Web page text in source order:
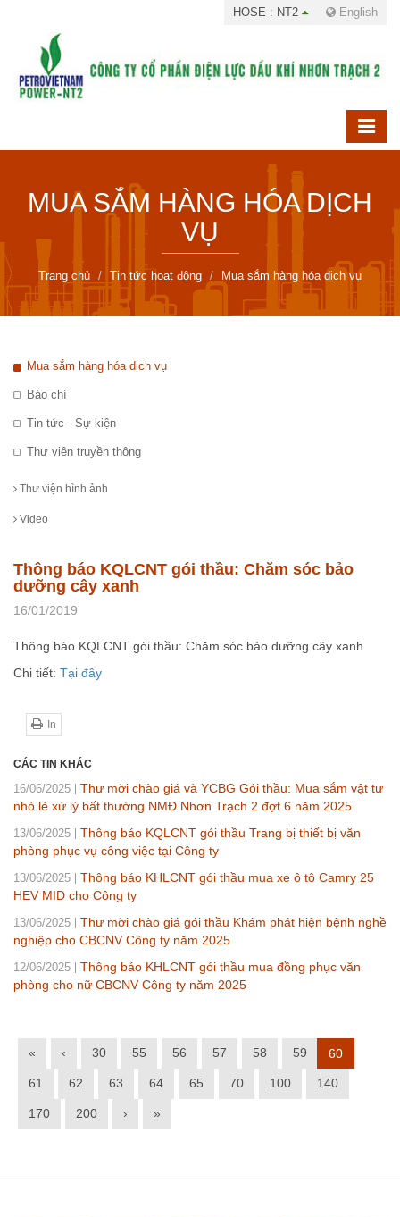
HOSE : NT2 English
MUA SẮM HÀNG HÓA DỊCH
VỤ
Trang chủ Tin tức hoạt động Mua sắm hàng hóa dịch vụ
Mua sắm hàng hóa dịch vụ
Báo chí
Tin tức - Sự kiện
Thư viện truyền thông
Thư viện hình ảnh
Video
Thông báo KQLCNT gói thầu: Chăm sóc bảo
dưỡng cây xanh
16/01/2019
Thông báo KQLCNT gói thầu: Chăm sóc bảo dưỡng cây xanh
Chi tiết: Tại đây
In
CÁC TIN KHÁC
16/06/2025
Thư mời chào giá và YCBG Gói thầu: Mua sắm vật tư
nhỏ lẻ xử lý bất thường NMĐ Nhơn Trạch 2 đợt 6 năm 2025
13/06/2025
Thông báo KQLCNT gói thầu Trang bị thiết bị văn
phòng phục vụ công việc tại Công ty
13/06/2025
Thông báo KHLCNT gói thầu mua xe ô tô Camry 25
HEV MID cho Công ty
13/06/2025
Thư mời chào giá gói thầu Khám phát hiện bệnh nghề
nghiệp cho CBCNV Công ty năm 2025
12/06/2025
Thông báo KHLCNT gói thầu mua đồng phục văn
phòng cho nữ CBCNV Công ty năm 2025
« ‹ 30 55 56 57 58 59 60
61 62 63 64 65 70 100 140
170 200 › »